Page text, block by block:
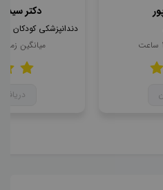
ساعت
دکتر سید
میانگین